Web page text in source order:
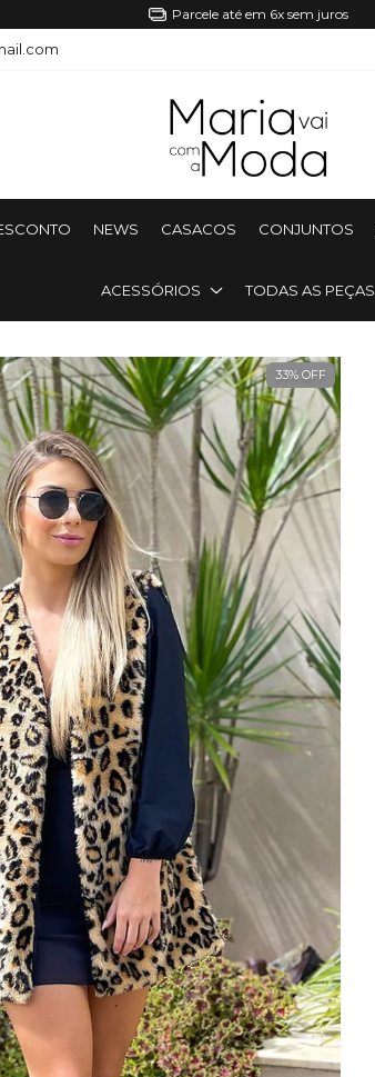
Parcele até em 6x sem juros
NEWS CASACOS CONJUNTOS
ACESSÓRIOS TODAS AS PEÇAS
33% OFF